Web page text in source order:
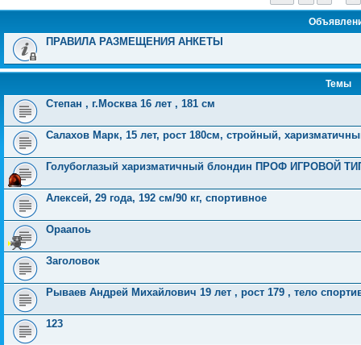
ПРАВИЛА РАЗМЕЩЕНИЯ АНКЕТЫ
Темы
Степан , г.Москва 16 лет , 181 см
Салахов Марк, 15 лет, рост 180см, стройный,
Голубоглазый харизматичный блондин ПРОФ ИГРОВОЙ
Алексей, 29 года, 192 см/90 кг, спортивное
Ораапоь
Заголовок
Рываев Андрей Михайлович 19 лет , рост 179 , тело
123